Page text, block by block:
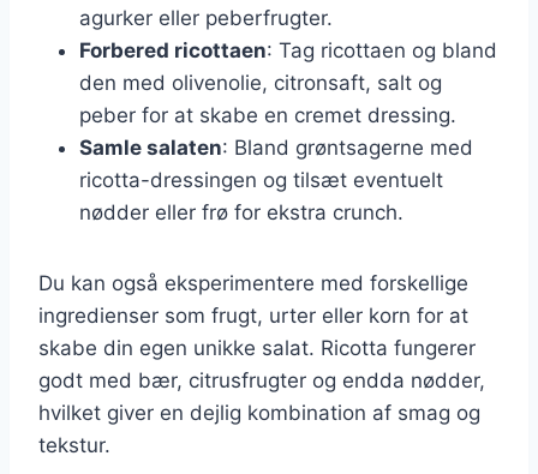
agurker eller peberfrugter.
Forbered ricottaen: Tag ricottaen og bland
den med olivenolie, citronsaft, salt og
peber for at skabe en cremet dressing.
Samle salaten: Bland grøntsagerne med
ricotta-dressingen og tilsæt eventuelt
nødder eller frø for ekstra crunch.
Du kan også eksperimentere med forskellige
ingredienser som frugt, urter eller korn for at
skabe din egen unikke salat. Ricotta fungerer
godt med bær, citrusfrugter og endda nødder,
hvilket giver en dejlig kombination af smag og
tekstur.